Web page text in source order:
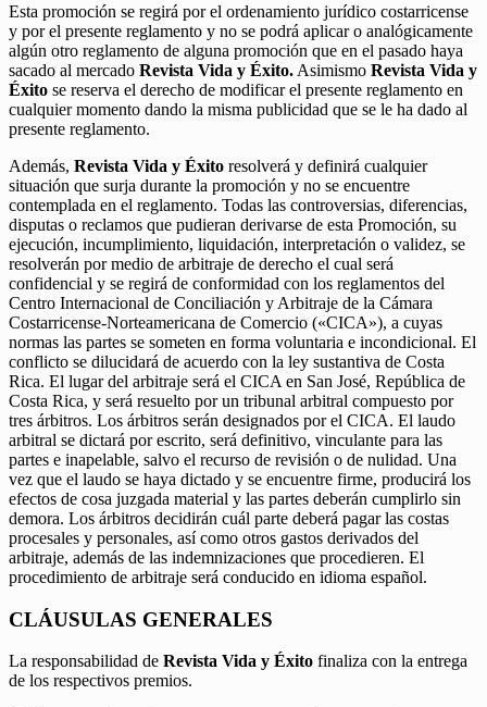
Esta promoción se regirá por el ordenamiento jurídico costarricense
y por el presente reglamento y no se podrá aplicar o analógicamente
algún otro reglamento de alguna promoción que en el pasado haya
sacado al mercado Revista Vida y Éxito. Asimismo Revista Vida y
Éxito se reserva el derecho de modificar el presente reglamento en
cualquier momento dando la misma publicidad que se le ha dado al
presente reglamento.
Además, Revista Vida y Éxito resolverá y definirá cualquier
situación que surja durante la promoción y no se encuentre
contemplada en el reglamento. Todas las controversias, diferencias,
disputas o reclamos que pudieran derivarse de esta Promoción, su
ejecución, incumplimiento, liquidación, interpretación o validez, se
resolverán por medio de arbitraje de derecho el cual será
confidencial y se regirá de conformidad con los reglamentos del
Centro Internacional de Conciliación y Arbitraje de la Cámara
Costarricense-Norteamericana de Comercio («CICA»), a cuyas
normas las partes se someten en forma voluntaria e incondicional. El
conflicto se dilucidará de acuerdo con la ley sustantiva de Costa
Rica. El lugar del arbitraje será el CICA en San José, República de
Costa Rica, y será resuelto por un tribunal arbitral compuesto por
tres árbitros. Los árbitros serán designados por el CICA. El laudo
arbitral se dictará por escrito, será definitivo, vinculante para las
partes e inapelable, salvo el recurso de revisión o de nulidad. Una
vez que el laudo se haya dictado y se encuentre firme, producirá los
efectos de cosa juzgada material y las partes deberán cumplirlo sin
demora. Los árbitros decidirán cuál parte deberá pagar las costas
procesales y personales, así como otros gastos derivados del
arbitraje, además de las indemnizaciones que procedieren. El
procedimiento de arbitraje será conducido en idioma español.
CLÁUSULAS GENERALES
La responsabilidad de Revista Vida y Éxito finaliza con la entrega
de los respectivos premios.